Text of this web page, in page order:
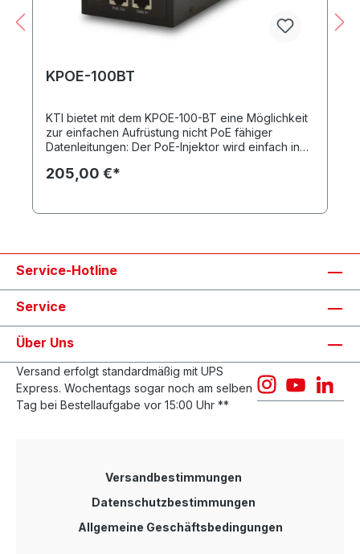
KPOE-100BT
KTI bietet mit dem KPOE-100-BT eine Möglichkeit
zur einfachen Aufrüstung nicht PoE fähiger
Datenleitungen: Der PoE-Injektor wird einfach in
speist sofort und ohne Konfiguration beliebige
Datenleitung so gleichzeitig mit Strom und Daten
versorgt werden können, ist eine Stromquelle in
der Nähe nicht mehr erforderlich. Mit dem Gigabit
PoE-Injektor von KTI gelingt Ihnen jetzt das
IEEE802.3af/at/bt, 56V / 90 Watt max, unterstützt 8
PoE Power Klassen und 10/100/1000 Mbps
Ethernet, lüfterlos im Metallgehäuse
205,00 €*
Service-Hotline
Service
Über Uns
Versand erfolgt standardmäßig mit UPS
Express. Wochentags sogar noch am selben
Tag bei Bestellaufgabe vor 15:00 Uhr **
Versandbestimmungen
Datenschutzbestimmungen
Allgemeine Geschäftsbedingungen